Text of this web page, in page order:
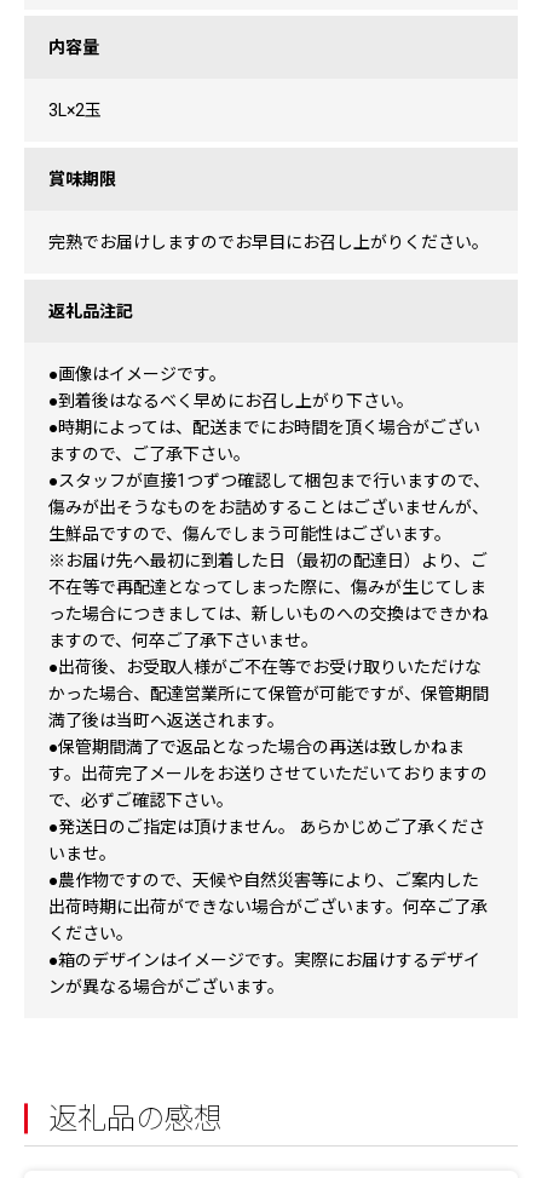
内容量
3L×2玉
賞味期限
完熟でお届けしますのでお早目にお召し上がりください。
返礼品注記
●画像はイメージです。
●到着後はなるべく早めにお召し上がり下さい。
●時期によっては、配送までにお時間を頂く場合がござい
ますので、ご了承下さい。
●スタッフが直接1つずつ確認して梱包まで行いますので、
傷みが出そうなものをお詰めすることはございませんが、
生鮮品ですので、傷んでしまう可能性はございます。
※お届け先へ最初に到着した日（最初の配達日）より、ご
不在等で再配達となってしまった際に、傷みが生じてしま
った場合につきましては、新しいものへの交換はできかね
ますので、何卒ご了承下さいませ。
●出荷後、お受取人様がご不在等でお受け取りいただけな
かった場合、配達営業所にて保管が可能ですが、保管期間
満了後は当町へ返送されます。
●保管期間満了で返品となった場合の再送は致しかねま
す。出荷完了メールをお送りさせていただいておりますの
で、必ずご確認下さい。
●発送日のご指定は頂けません。 あらかじめご了承くださ
いませ。
●農作物ですので、天候や自然災害等により、ご案内した
出荷時期に出荷ができない場合がございます。何卒ご了承
ください。
●箱のデザインはイメージです。実際にお届けするデザイ
ンが異なる場合がございます。
返礼品の感想